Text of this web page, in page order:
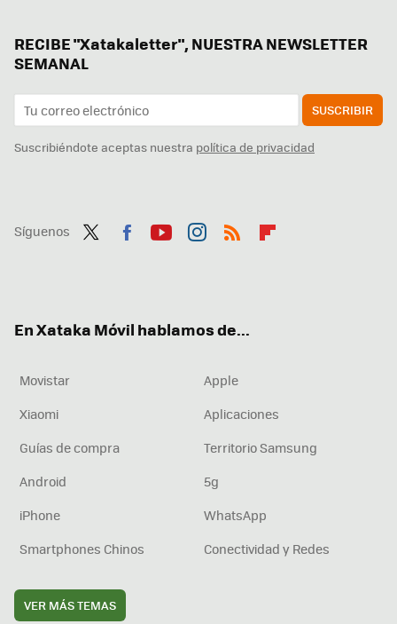
RECIBE "Xatakaletter", NUESTRA NEWSLETTER
SEMANAL
SUSCRIBIR
Suscribiéndote aceptas nuestra política de privacidad
Síguenos
En Xataka Móvil hablamos de...
Movistar
Apple
Xiaomi
Aplicaciones
Guías de compra
Territorio Samsung
Android
5g
iPhone
WhatsApp
Smartphones Chinos
Conectividad y Redes
VER MÁS TEMAS